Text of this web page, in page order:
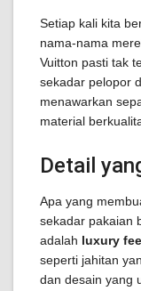
Setiap kali kita
nama-nama
Vuitton pasti tak
sekadar pelopor
menawarkan
material
Detail
Apa yang
sekadar pakaian
adalah luxury
seperti jahitan
dan desain yang